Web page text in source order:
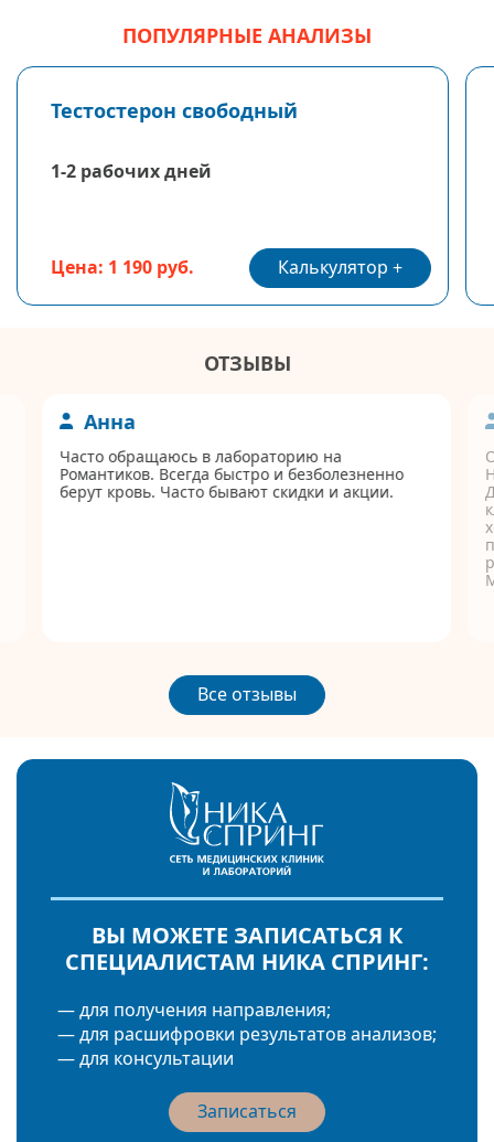
ПОПУЛЯРНЫЕ АНАЛИЗЫ
Тестостерон свободный
1-2 рабочих дней
Цена: 1 190 руб. Калькулятор
ОТЗЫВЫ
Анна
Часто обращаюсь в лабораторию на
Романтиков. Всегда быстро и безболезненно
берут кровь. Часто бывают скидки и акции.
Все отзывы
ВЫ МОЖЕТЕ ЗАПИСАТЬСЯ К
СПЕЦИАЛИСТАМ НИКА СПРИНГ:
— для получения направления;
— для расшифровки результатов анализов;
— для консультации
Записаться